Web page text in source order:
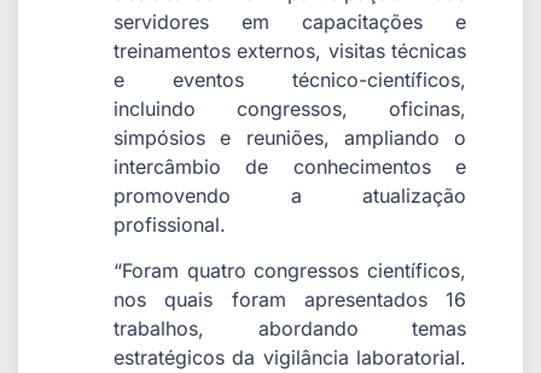
servidores em capacitações e
treinamentos externos, visitas técnicas
e eventos técnico-científicos,
incluindo congressos, oficinas,
simpósios e reuniões, ampliando o
intercâmbio de conhecimentos e
promovendo a atualização
profissional.
“Foram quatro congressos científicos,
nos quais foram apresentados 16
trabalhos, abordando temas
estratégicos da vigilância laboratorial.